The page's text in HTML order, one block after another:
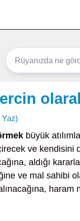
Yaz)
büyük
ve
aldığı
ve mal sahibi
haram